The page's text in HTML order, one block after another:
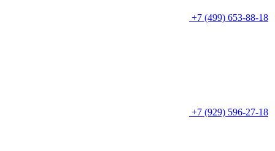
+7 (499) 653-88-18
+7 (929) 596-27-18